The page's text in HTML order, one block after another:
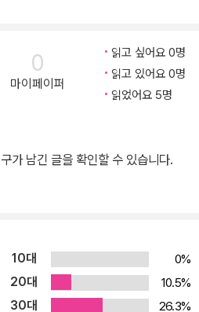
주류인 OLED에 관한 내용이다. OL
다. 따라서 ‘어떻게 유기 분자가 스
도 모르겠지만, 반딧불이 · 야광 버섯
. 사실 자연에서 빛을 내는 생명체는
유기물의 발광 원리를 설명하고, 유
‘일중항’과 인광(phosphorescen
0
마이페이퍼
읽고 싶어요 0명
읽고 있어요 0명
읽었어요 5명
가 남긴 글을 확인할 수 있습니다.
10대
0%
20대
10.5%
30대 26.3%